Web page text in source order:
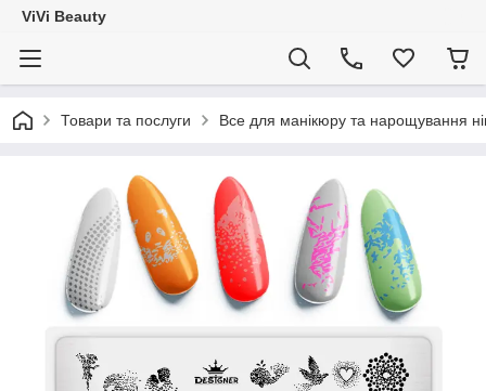
ViVi Beauty
Товари та послуги Все для манікюру та нарощування